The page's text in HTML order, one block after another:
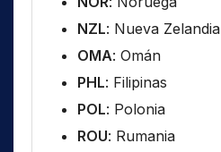
NZL: Nueva Zelandia
OMA: Omán
PHL: Filipinas
POL: Polonia
ROU: Rumania